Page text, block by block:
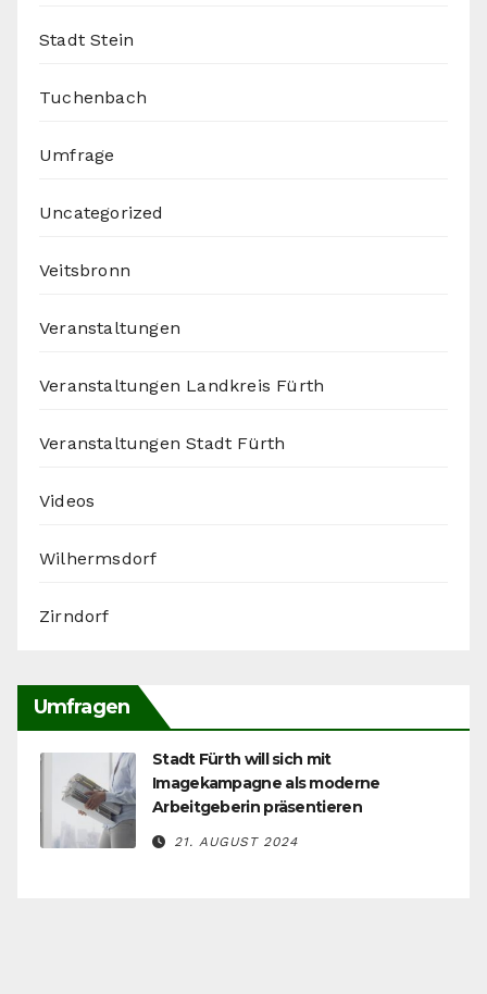
Stadt Stein
Tuchenbach
Umfrage
Uncategorized
Veitsbronn
Veranstaltungen
Veranstaltungen Landkreis Fürth
Veranstaltungen Stadt Fürth
Videos
Wilhermsdorf
Zirndorf
Umfragen
Stadt Fürth will sich mit
Imagekampagne als moderne
Arbeitgeberin präsentieren
21. AUGUST 2024